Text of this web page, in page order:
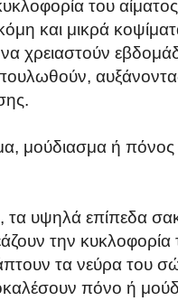
του
και μικρά
χρειαστούν
μούδιασμα ή πόνος
τα υψηλά επίπεδα
την κυκλοφορία
τα νεύρα του
πόνο ή